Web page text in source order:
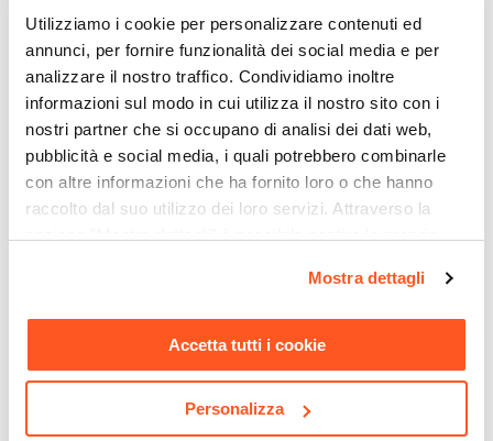
Utilizziamo i cookie per personalizzare contenuti ed
annunci, per fornire funzionalità dei social media e per
analizzare il nostro traffico. Condividiamo inoltre
informazioni sul modo in cui utilizza il nostro sito con i
nostri partner che si occupano di analisi dei dati web,
pubblicità e social media, i quali potrebbero combinarle
con altre informazioni che ha fornito loro o che hanno
raccolto dal suo utilizzo dei loro servizi. Attraverso la
momento. Per maggiori informazioni si invita a leggere la
Mostra dettagli
Accetta tutti i cookie
Personalizza
CODICE:FE1013
acciaio inox cromo e vetro
satinato - Felce di Gedy
€ 10,00
CODICE:FE21-35
cm in acciaio inox e cromall
cromo - Felce di Gedy
€ 16,99